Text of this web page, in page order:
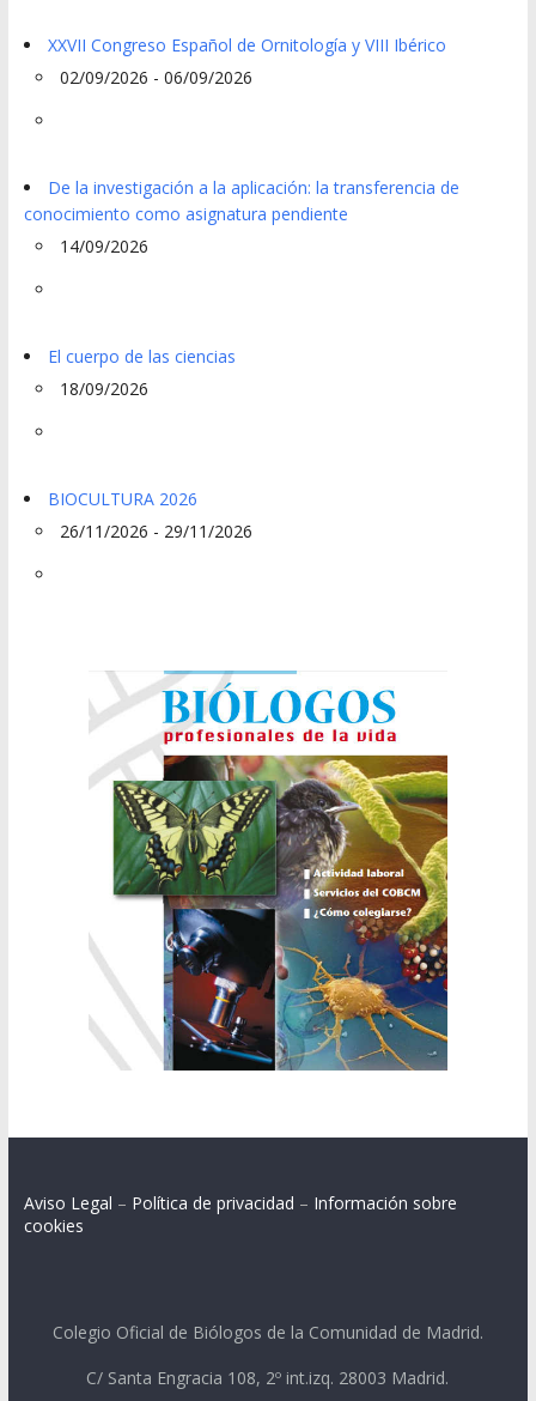
XXVII Congreso Español de Ornitología y VIII Ibérico
02/09/2026 - 06/09/2026
De la investigación a la aplicación: la transferencia de
conocimiento como asignatura pendiente
14/09/2026
El cuerpo de las ciencias
18/09/2026
BIOCULTURA 2026
26/11/2026 - 29/11/2026
Aviso Legal – Política de privacidad – Información sobre
cookies
Colegio Oficial de Biólogos de la Comunidad de Madrid.
C/ Santa Engracia 108, 2º int.izq. 28003 Madrid.